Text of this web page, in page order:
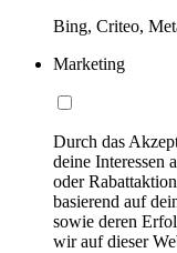
Bing, Criteo,
Marketing
Durch das
deine Interessen
oder
basierend auf
sowie deren
wir auf dieser